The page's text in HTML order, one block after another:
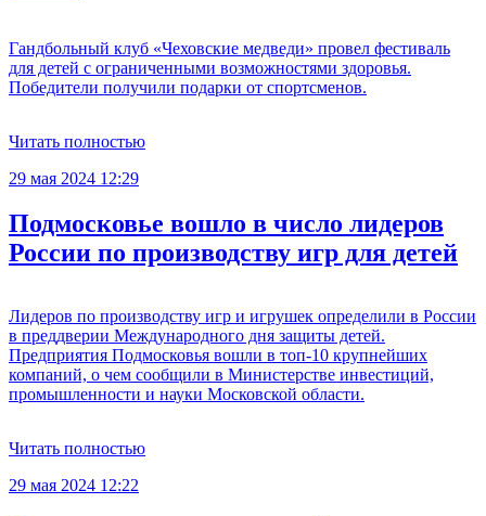
Гандбольный клуб «Чеховские медведи» провел фестиваль
для детей с ограниченными возможностями здоровья.
Победители получили подарки от спортсменов.
Читать полностью
29 мая 2024 12:29
Подмосковье вошло в число лидеров
России по производству игр для детей
Лидеров по производству игр и игрушек определили в России
в преддверии Международного дня защиты детей.
Предприятия Подмосковья вошли в топ-10 крупнейших
компаний, о чем сообщили в Министерстве инвестиций,
промышленности и науки Московской области.
Читать полностью
29 мая 2024 12:22